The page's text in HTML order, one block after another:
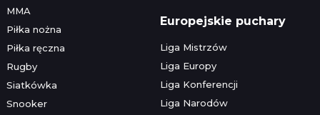
MMA
Piłka nożna
Piłka ręczna
Rugby
Siatkówka
Snooker
Europejskie puchary
Liga Mistrzów
Liga Europy
Liga Konferencji
Liga Narodów